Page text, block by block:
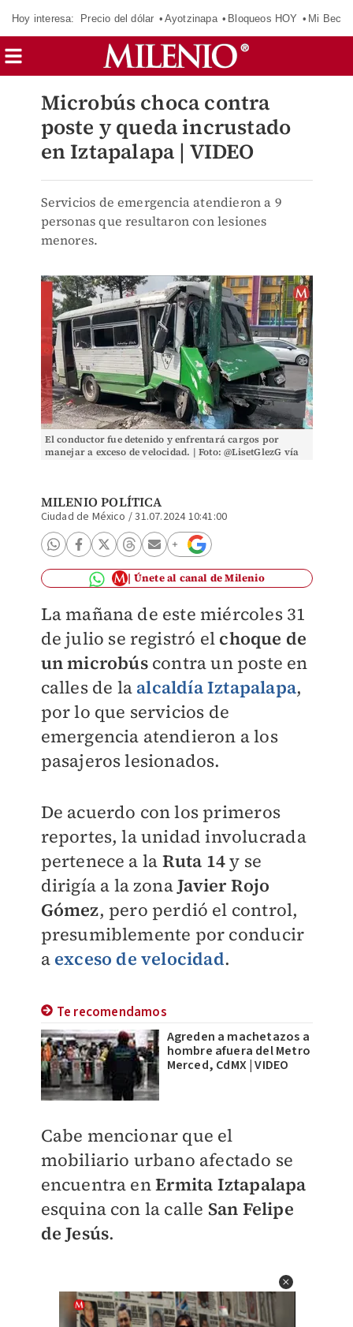
Hoy interesa: Precio del dólar Ayotzinapa Bloqueos HOY Mi Beca
Microbús choca contra
poste y queda incrustado
en Iztapalapa | VIDEO
Servicios de emergencia atendieron a 9
personas que resultaron con lesiones
menores.
El conductor fue detenido y enfrentará cargos por
manejar a exceso de velocidad. | Foto: @LisetGlezG vía
MILENIO POLÍTICA
Ciudad de México /31.07.2024 10:41:00
Únete al canal de Milenio
La mañana de este miércoles 31
de julio se registró el choque de
unmicrobúscontra un poste en
calles de la alcaldía Iztapalapa,
por lo que servicios de
emergencia atendieron a los
pasajeros lesionados.
De acuerdo con los primeros
reportes, la unidad involucrada
pertenece a la Ruta 14y se
dirigía a la zonaJavier Rojo
Gómez, pero perdió el control,
presumiblemente por conducir
a exceso de velocidad.
Te recomendamos
Agreden a machetazos a
hombre afuera del Metro
Merced, CdMX | VIDEO
Cabe mencionar que el
mobiliario urbano afectado se
encuentra enErmita Iztapalapa
esquina con la calle San Felipe
de Jesús.